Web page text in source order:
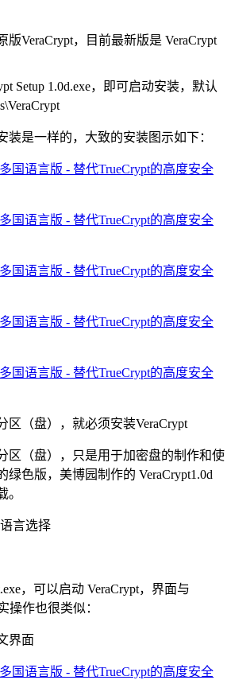
VeraCrypt，目前最新版是 VeraCrypt
Setup 1.0d.exe，即可启动安装，默认
装是一样的，大致的安装图示如下：
区（盘），就必须安装VeraCrypt
区（盘），只是用于加密盘的制作和使
绿色版，美博园制作的 VeraCrypt1.0d
。
语言选择
，可以启动 VeraCrypt，界面与
操作也很类似：
界面